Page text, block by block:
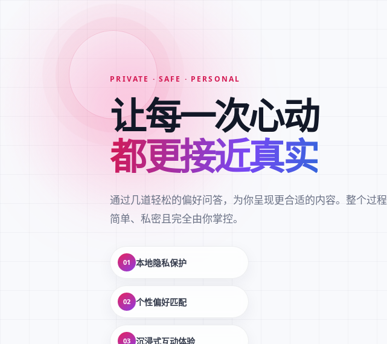
PRIVATE · SAFE · PERSONAL
让每一次心动
都更接近真实
通过几道轻松的偏好问答，为你呈现更合适的内容。整个过程
简单、私密且完全由你掌控。
01 本地隐私保护
02 个性偏好匹配
03 沉浸式互动体验